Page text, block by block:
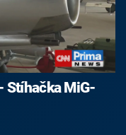
Stíhačka MiG-